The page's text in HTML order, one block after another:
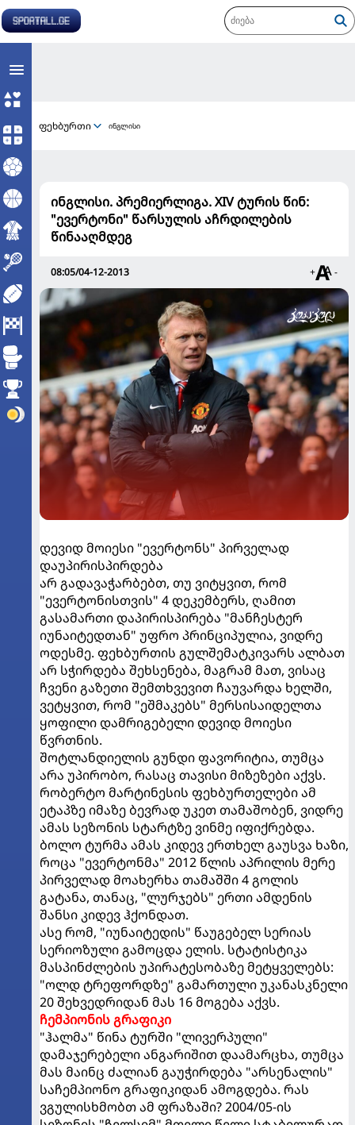
ფეხბურთი ინგლისი
ინგლისი. პრემიერლიგა. XIV ტურის წინ:
"ევერტონი" წარსულის აჩრდილების
წინააღმდეგ
08:05/04-12-2013 + -
დევიდ მოიესი "ევერტონს" პირველად
დაუპირისპირდება
არ გადავაჭარბებთ, თუ ვიტყვით, რომ
"ევერტონისთვის" 4 დეკემბერს, ღამით
გასამართი დაპირისპირება "მანჩესტერ
იუნაიტედთან" უფრო პრინციპულია, ვიდრე
ოდესმე. ფეხბურთის გულშემატკივარს ალბათ
არ სჭირდება შეხსენება, მაგრამ მათ, ვისაც
ჩვენი გაზეთი შემთხვევით ჩაუვარდა ხელში,
ვეტყვით, რომ "ეშმაკებს" მერსისაიდელთა
ყოფილი დამრიგებელი დევიდ მოიესი
წვრთნის.
შოტლანდიელის გუნდი ფავორიტია, თუმცა
არა უპირობო, რასაც თავისი მიზეზები აქვს.
რობერტო მარტინესის ფეხბურთელები ამ
ეტაპზე იმაზე ბევრად უკეთ თამაშობენ, ვიდრე
ამას სეზონის სტარტზე ვინმე იფიქრებდა.
ბოლო ტურმა ამას კიდევ ერთხელ გაუსვა ხაზი,
როცა "ევერტონმა" 2012 წლის აპრილის მერე
პირველად მოახერხა თამაშში 4 გოლის
გატანა, თანაც, "ლურჯებს" ერთი ამდენის
შანსი კიდევ ჰქონდათ.
ასე რომ, "იუნაიტედის" წაუგებელ სერიას
სერიოზული გამოცდა ელის. სტატისტიკა
მასპინძლების უპირატესობაზე მეტყველებს:
"ოლდ ტრეფორდზე" გამართული უკანასკნელი
20 შეხვედრიდან მას 16 მოგება აქვს.
ჩემპიონის გრაფიკი
"ჰალმა" წინა ტურში "ლივერპული"
დამაჯერებელი ანგარიშით დაამარცხა, თუმცა
მას მაინც ძალიან გაუჭირდება "არსენალის"
საჩემპიონო გრაფიკიდან ამოგდება. რას
ვგულისხმობთ ამ ფრაზაში? 2004/05-ის